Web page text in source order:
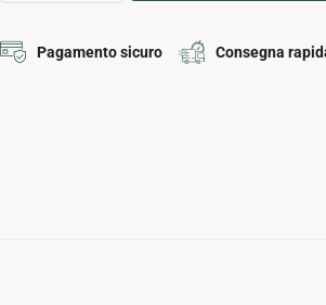
Pagamento sicuro Consegna